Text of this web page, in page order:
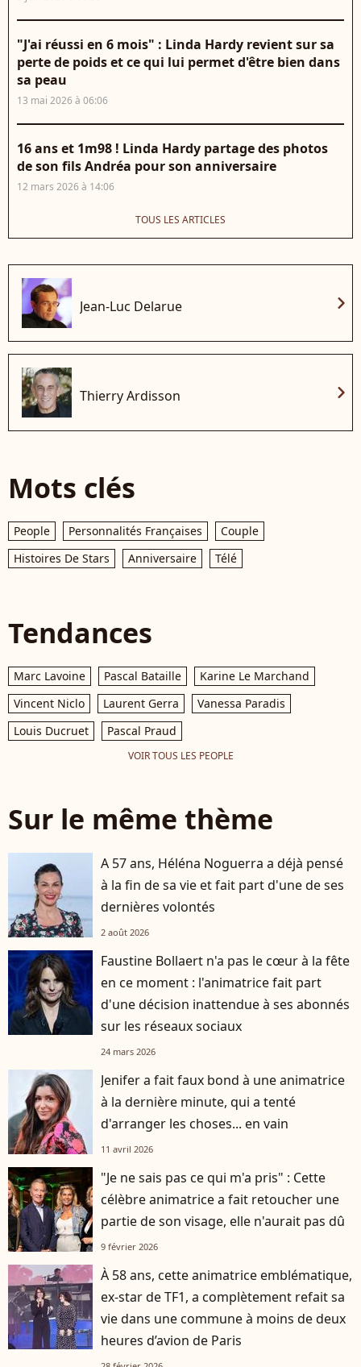
"J'ai réussi en 6 mois" : Linda Hardy revient sur sa
perte de poids et ce qui lui permet d'être bien dans
sa peau
13 mai 2026 à 06:06
16 ans et 1m98 ! Linda Hardy partage des photos
de son fils Andréa pour son anniversaire
12 mars 2026 à 14:06
TOUS LES ARTICLES
Jean-Luc Delarue chevron_right
Thierry Ardisson chevron_right
Mots clés
People Personnalités Françaises
Couple
Histoires De Stars
Anniversaire Télé
Tendances
Marc Lavoine Pascal Bataille
Karine Le Marchand
Vincent Niclo
Laurent Gerra
Vanessa Paradis
Louis Ducruet
Pascal Praud
VOIR TOUS LES PEOPLE
Sur le même thème
A 57 ans, Héléna Noguerra a déjà pensé
à la fin de sa vie et fait part d'une de ses
dernières volontés
2 août 2026
Faustine Bollaert n'a pas le cœur à la fête
en ce moment : l'animatrice fait part
d'une décision inattendue à ses abonnés
sur les réseaux sociaux
24 mars 2026
Jenifer a fait faux bond à une animatrice
à la dernière minute, qui a tenté
d'arranger les choses... en vain
11 avril 2026
"Je ne sais pas ce qui m'a pris" : Cette
célèbre animatrice a fait retoucher une
partie de son visage, elle n'aurait pas dû
9 février 2026
À 58 ans, cette animatrice emblématique,
ex-star de TF1, a complètement refait sa
vie dans une commune à moins de deux
heures d’avion de Paris